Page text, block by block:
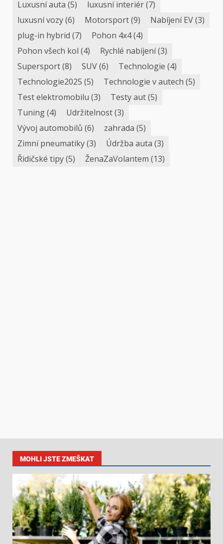
Luxusní auta (5) luxusní interiér(7)
luxusní vozy(6) Motorsport(9) Nabíjení EV(3)
plug-in hybrid (7) Pohon 4x4(4)
Pohon všech kol (4) Rychlé nabíjení(3)
Supersport(8) SUV(6) Technologie (4)
Technologie2025 (5) Technologie v autech (5)
Test elektromobilu (3) Testy aut(5)
Tuning(4) Udržitelnost(3)
Vývoj automobilů (6) zahrada (5)
Zimní pneumatiky(3) Údržba auta (3)
Řidičské tipy(5) ŽenaZaVolantem (13)
MOHLI JSTE ZMEŠKAT